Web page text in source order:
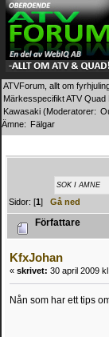
ATVForum, allt om
Märkesspecifikt ATV Quad
Kawasaki (Moderatorer:
Ämne: Fälgar
Sidor: [1]Gå ned
Författare
KfxJohan
« skrivet: 30 april 2009
Nån som har ett tips